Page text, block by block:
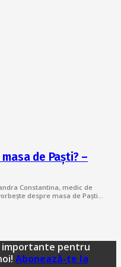
de Paști? –
Constantina, medic de
despre masa de Paști…
importante pentru
Abonează-te la